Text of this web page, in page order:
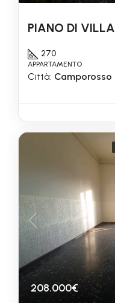
PIANO DI
270
APPARTAMENTO
Città: Camporosso
208.000€